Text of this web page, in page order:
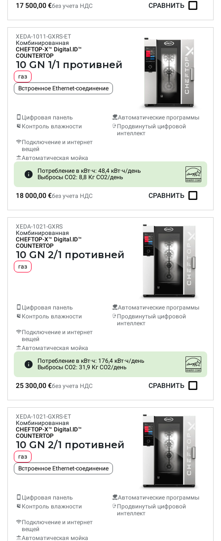
17 500,00 €без учета НДС СРАВНИТЬ
XEDA-1011-GXRS-ET
Комбинированная
CHEFTOP-X™ Digital.ID™
COUNTERTOP
10 GN 1/1 противней
газ
Встроенное Ethernet-соединение
Цифровая панель
Контроль влажности
Подключение и интернет
вещей
Автоматическая мойка
Автоматические программы
Продвинутый цифровой
интеллект
Потребление в кВт·ч: 48,4 кВт·ч/день
Выбросы CO2: 8,8 Кг CO2/день
18 000,00 €без учета НДС СРАВНИТЬ
XEDA-1021-GXRS
Комбинированная
CHEFTOP-X™ Digital.ID™
COUNTERTOP
10 GN 2/1 противней
газ
Цифровая панель
Контроль влажности
Подключение и интернет
вещей
Автоматическая мойка
Автоматические программы
Продвинутый цифровой
интеллект
Потребление в кВт·ч: 176,4 кВт·ч/день
Выбросы CO2: 31,9 Кг CO2/день
25 300,00 €без учета НДС СРАВНИТЬ
XEDA-1021-GXRS-ET
Комбинированная
CHEFTOP-X™ Digital.ID™
COUNTERTOP
10 GN 2/1 противней
газ
Встроенное Ethernet-соединение
Цифровая панель
Контроль влажности
Подключение и интернет
вещей
Автоматическая мойка
Автоматические программы
Продвинутый цифровой
интеллект